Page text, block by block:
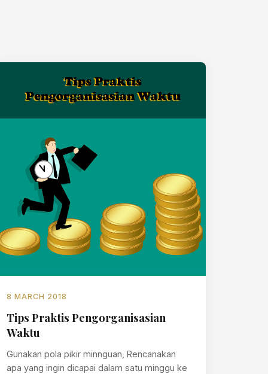
8 MARCH 2018
Tips Praktis Pengorganisasian
Waktu
Gunakan pola pikir minnguan, Rencanakan
apa yang ingin dicapai dalam satu minggu ke